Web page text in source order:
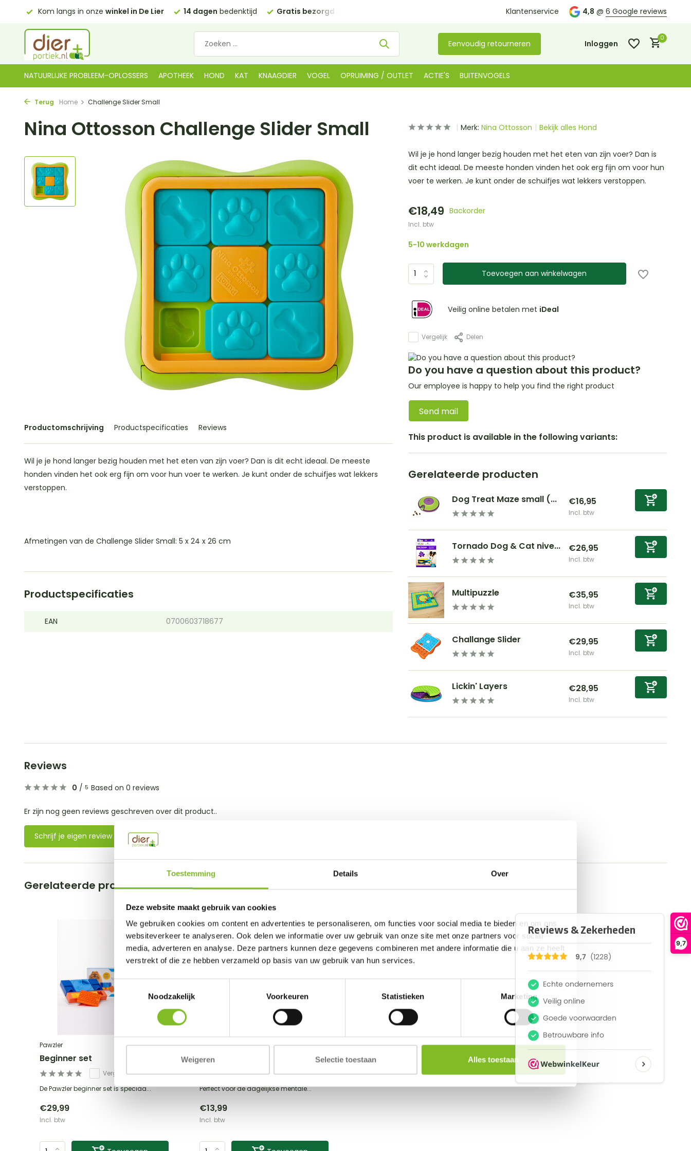
Toestemming Details Over
Deze website maakt gebruik van cookies
We gebruiken cookies om content en advertenties te personaliseren, om functies voor social media te bieden en om ons
websiteverkeer te analyseren. Ook delen we informatie over uw gebruik van onze site met onze partners voor social
media, adverteren en analyse. Deze partners kunnen deze gegevens combineren met andere informatie die u aan ze heeft
verstrekt of die ze hebben verzameld op basis van uw gebruik van hun services.
Noodzakelijk
Voorkeuren Statistieken Marketing
Weigeren Selectie toestaan Alles toestaan
9,7
14 dagenbedenktijd Gratis bezorgd in NLvanaf €35 (BE €80,00) Kom langs in onze Klantenservice 4,8 @ 6 Google reviews
Eenvoudig retourneren Inloggen
0
NATUURLIJKE PROBLEEM-OPLOSSERS APOTHEEK HOND KAT KNAAGDIER VOGEL OPRUIMING / OUTLET ACTIE'S BUITENVOGELS
Terug Home Challenge Slider Small
Nina Ottosson Challenge Slider Small
Productomschrijving Productspecificaties Reviews
Wil je je hond langer bezig houden met het eten van zijn voer? Dan is dit echt ideaal. De meeste
honden vinden het ook erg fijn om voor hun voer te werken. Je kunt onder de schuifjes wat lekkers
verstoppen.
Afmetingen van de Challenge Slider Small: 5 x 24 x 26 cm
Productspecificaties
EAN 0700603718677
Merk: Nina Ottosson Bekijk alles Hond
Wil je je hond langer bezig houden met het eten van zijn voer? Dan is
dit echt ideaal. De meeste honden vinden het ook erg fijn om voor hun
voer te werken. Je kunt onder de schuifjes wat lekkers verstoppen.
€18,49 Backorder
Incl. btw
5-10 werkdagen
Toevoegen aan winkelwagen
Veilig online betalen met iDeal
Vergelijk Delen
Do you have a question about this product?
Our employee is happy to help you find the right product
Send mail
This product is available in the following variants:
Gerelateerde producten
Dog Treat Maze small (... €16,95
Incl. btw
Tornado Dog & Cat nive... €26,95
Incl. btw
Multipuzzle €35,95
Incl. btw
Challange Slider €29,95
Incl. btw
Lickin' Layers €28,95
Incl. btw
Reviews
0 / 5 Based on 0 reviews
Er zijn nog geen reviews geschreven over dit product..
Schrijf je eigen review
Gerelateerde producten
Pawzler
Beginner set
Vergelijk
De Pawzler beginner set is speciaa...
€29,99
Incl. btw
Nina Ottosson
Lick n'flip
Vergelijk
Perfect voor de dagelijkse mentale...
€13,99
Incl. btw